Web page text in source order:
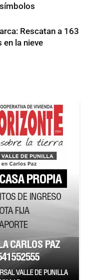
Rescatan a 163
la nieve